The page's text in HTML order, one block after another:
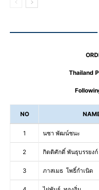
Thailand
NO
1 นชา พัฒน์ชนะ
2 กิตติศักดิ์ พันธุบรรยงก์
3 ภาสเมธ โพธิ์กำเนิด